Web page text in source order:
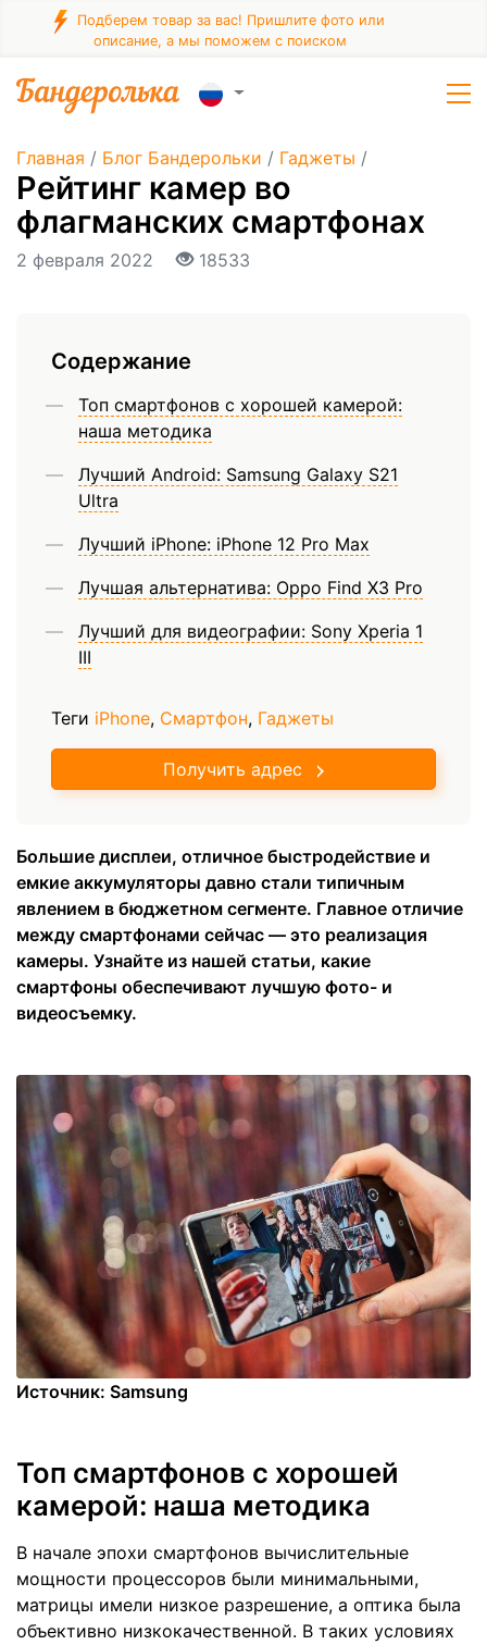
Подберем товар за вас! Пришлите фото или
описание, а мы поможем с поиском
Главная / Блог Бандерольки / Гаджеты /
Рейтинг камер во
флагманских смартфонах
2 февраля 2022 18533
Содержание
Топ смартфонов с хорошей камерой:
наша методика
Лучший Android: Samsung Galaxy S21
Ultra
Лучший iPhone: iPhone 12 Pro Max
Лучшая альтернатива: Oppo Find X3 Pro
Лучший для видеографии: Sony Xperia 1
III
Теги iPhone, Смартфон, Гаджеты
Получить адрес
Большие дисплеи, отличное быстродействие и
емкие аккумуляторы давно стали типичным
явлением в бюджетном сегменте. Главное отличие
между смартфонами сейчас — это реализация
камеры. Узнайте из нашей статьи, какие
смартфоны обеспечивают лучшую фото- и
видеосъемку.
Источник: Samsung
Топ смартфонов с хорошей
камерой: наша методика
В начале эпохи смартфонов вычислительные
мощности процессоров были минимальными,
матрицы имели низкое разрешение, а оптика была
объективно низкокачественной. В таких условиях